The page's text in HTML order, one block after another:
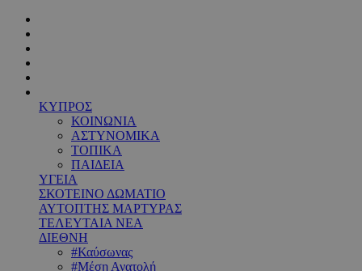
ΚΥΠΡΟΣ
ΚΟΙΝΩΝΙΑ
ΑΣΤΥΝΟΜΙΚΑ
ΤΟΠΙΚΑ
ΠΑΙΔΕΙΑ
ΥΓΕΙΑ
ΣΚΟΤΕΙΝΟ ΔΩΜΑΤΙΟ
ΑΥΤΟΠΤΗΣ ΜΑΡΤΥΡΑΣ
ΤΕΛΕΥΤΑΙΑ ΝΕΑ
ΔΙΕΘΝΗ
#Καύσωνας
#Μέση Ανατολή